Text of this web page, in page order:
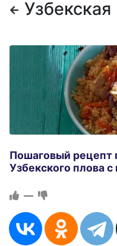
Узбекская
Пошаговый рецепт
Узбекского плова
—